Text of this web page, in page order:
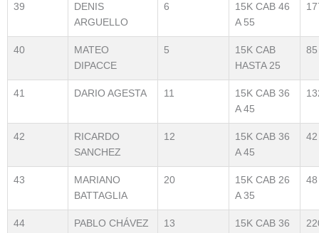
39
DENIS
ARGUELLO
6
15K CAB 46
A 55
40
MATEO
DIPACCE
5
15K CAB
HASTA 25
85
41 DARIO AGESTA 11
15K CAB 36
A 45
42
RICARDO
SANCHEZ
12
15K CAB 36
A 45
42
43
MARIANO
BATTAGLIA
20
15K CAB 26
A 35
48
44 PABLO CHÁVEZ 13
15K CAB 36